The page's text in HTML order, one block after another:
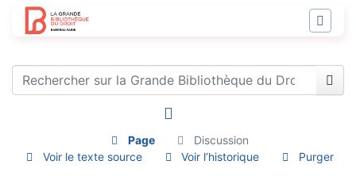
Page
Discussion
Voir le texte source
Voir l’historique Purger